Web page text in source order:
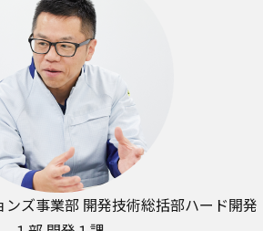
ンズ事業部 開発技術総括部ハード開発